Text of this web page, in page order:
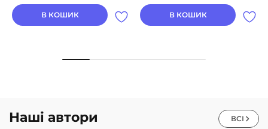
В КОШИК В КОШИК
Наші автори ВСІ